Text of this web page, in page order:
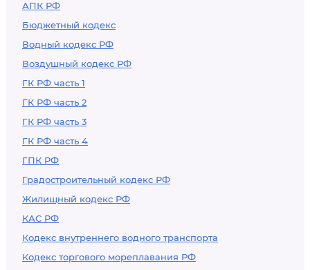
АПК РФ
Бюджетный кодекс
Водный кодекс РФ
Воздушный кодекс РФ
ГК РФ часть 1
ГК РФ часть 2
ГК РФ часть 3
ГК РФ часть 4
ГПК РФ
Градостроительный кодекс РФ
Жилищный кодекс РФ
КАС РФ
Кодекс внутреннего водного транспорта
Кодекс торгового мореплавания РФ